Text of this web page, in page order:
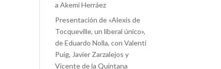
a Akemi Herráez
Presentación de «Alexis de
Tocqueville, un liberal único»,
de Eduardo Nolla, con Valentí
Puig, Javier Zarzalejos y
Vicente de la Quintana